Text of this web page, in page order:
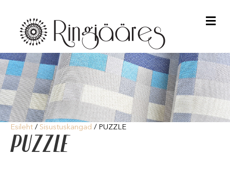
Esileht / Sisustuskangad / PUZZLE
PUZZLE